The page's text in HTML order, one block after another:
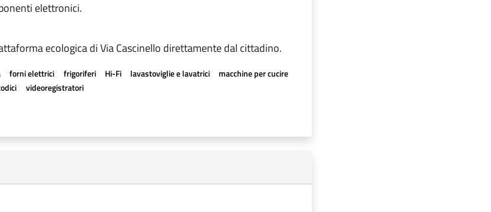
elettronici.
ecologica di Via Cascinello direttamente dal cittadino.
forni elettrici frigoriferi Hi-Fi lavastoviglie e lavatrici
macchine per cucire
videoregistratori